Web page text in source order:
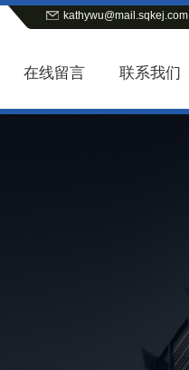
kathywu@mail.sqkej.com
在线留言 联系我们